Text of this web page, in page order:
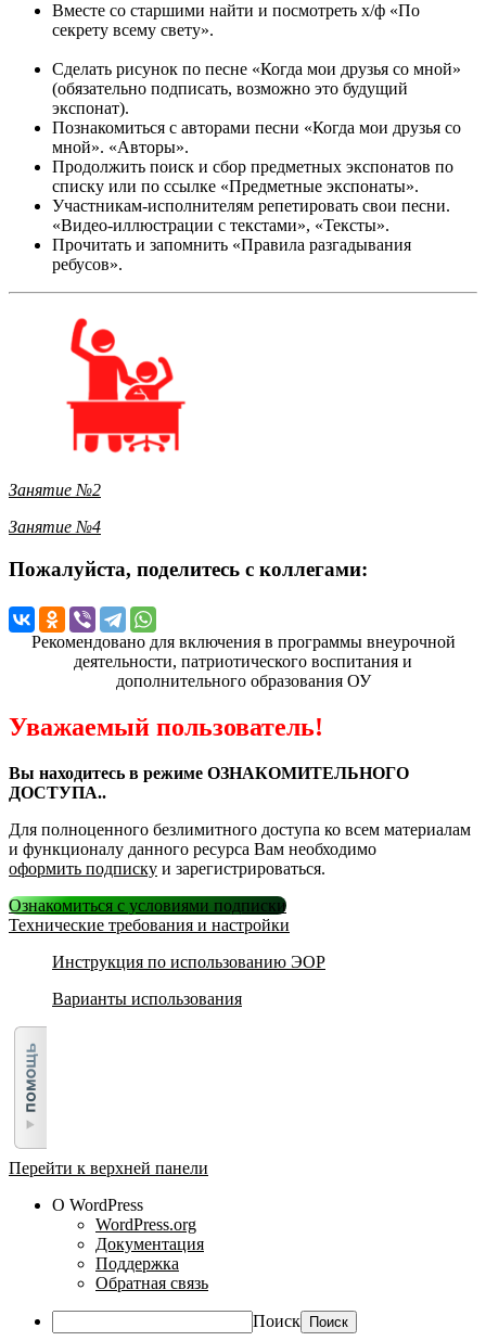
Вместе со старшими найти и посмотреть х/ф «По
секрету всему свету».
Сделать рисунок по песне «Когда мои друзья со мной»
(обязательно подписать, возможно это будущий
экспонат).
Познакомиться с авторами песни «Когда мои друзья со
мной». «Авторы».
Продолжить поиск и сбор предметных экспонатов по
списку или по ссылке «Предметные экспонаты».
Участникам-исполнителям репетировать свои песни.
«Видео-иллюстрации с текстами», «Тексты».
Прочитать и запомнить «Правила разгадывания
ребусов».
Занятие №2
Занятие №4
Пожалуйста, поделитесь с коллегами:
Рекомендовано для включения в программы внеурочной
деятельности, патриотического воспитания и
дополнительного образования ОУ
Уважаемый пользователь!
Вы находитесь в режиме ОЗНАКОМИТЕЛЬНОГО
ДОСТУПА..
Для полноценного безлимитного доступа ко всем материалам
и функционалу данного ресурса Вам необходимо
оформить подписку и зарегистрироваться.
Ознакомиться с условиями подписки
Технические требования и настройки
Инструкция по использованию ЭОР
Варианты использования
Перейти к верхней панели
О WordPress
WordPress.org
Документация
Поддержка
Обратная связь
Поиск